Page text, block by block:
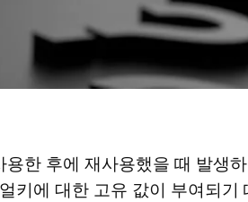
한 후에 재사용했을 때 발생
키에 대한 고유 값이 부여되